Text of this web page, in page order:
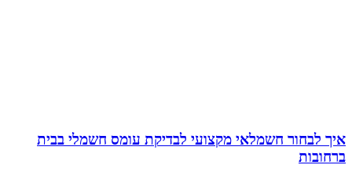
איך לבחור חשמלאי מקצועי לבדיקת עומס חשמלי בבית
ברחובות